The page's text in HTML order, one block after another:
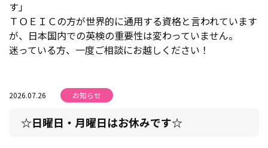
す」
ＴＯＥＩＣの方が世界的に通用する資格と言われています
が、日本国内での英検の重要性は変わっていません。
迷っている方、一度ご相談にお越しください！
2026.07.26 お知らせ
☆日曜日・月曜日はお休みです☆